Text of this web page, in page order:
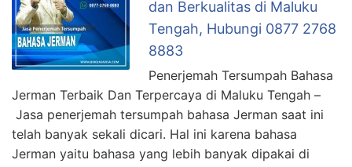
dan Berkualitas di Maluku
Tengah, Hubungi 0877 2768
8883
Penerjemah Tersumpah Bahasa
Jerman Terbaik Dan Terpercaya di Maluku Tengah –
Jasa penerjemah tersumpah bahasa Jerman saat ini
telah banyak sekali dicari. Hal ini karena bahasa
Jerman yaitu bahasa yang lebih banyak dipakai di